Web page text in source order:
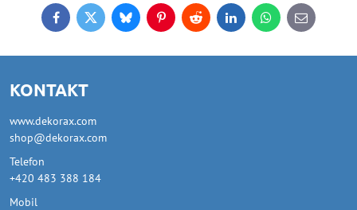
FacebookTwitterBlueskyPinterestReddit LinkedInWhatsApp
E-
mail
KONTAKT
www.dekorax.com
shop@dekorax.com
Telefon
+420 483 388 184
Mobil